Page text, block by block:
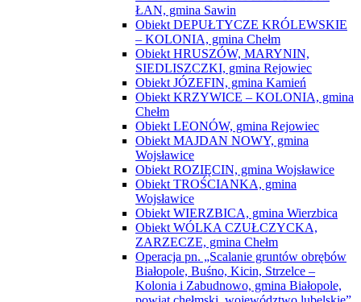
ŁAN, gmina Sawin
Obiekt DEPUŁTYCZE KRÓLEWSKIE
– KOLONIA, gmina Chełm
Obiekt HRUSZÓW, MARYNIN,
SIEDLISZCZKI, gmina Rejowiec
Obiekt JÓZEFIN, gmina Kamień
Obiekt KRZYWICE – KOLONIA, gmina
Chełm
Obiekt LEONÓW, gmina Rejowiec
Obiekt MAJDAN NOWY, gmina
Wojsławice
Obiekt ROZIĘCIN, gmina Wojsławice
Obiekt TROŚCIANKA, gmina
Wojsławice
Obiekt WIERZBICA, gmina Wierzbica
Obiekt WÓLKA CZUŁCZYCKA,
ZARZECZE, gmina Chełm
Operacja pn. „Scalanie gruntów obrębów
Białopole, Buśno, Kicin, Strzelce –
Kolonia i Zabudnowo, gmina Białopole,